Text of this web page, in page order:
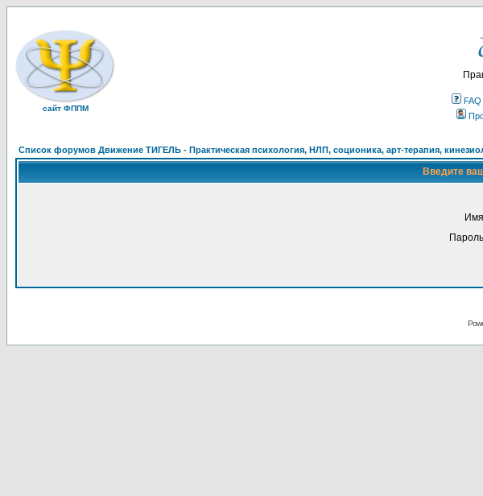
сайт ФППМ
FAQ
Список форумов Движение ТИГЕЛЬ - Практическая психология, НЛП, соционика, арт-терапия,
Введите